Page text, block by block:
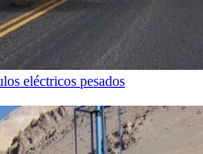
eléctricos pesados